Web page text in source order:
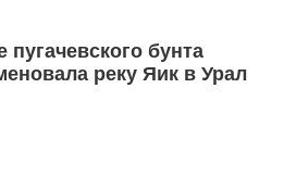
пугачевского бунта
реку Яик в Урал